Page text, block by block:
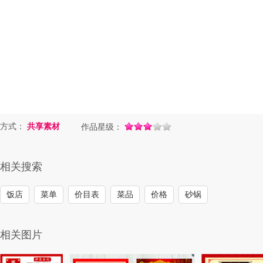
方式： 共享素材 作品星级：
相关搜索
饭店 菜单 价目表 菜品 价格 砂锅
相关图片